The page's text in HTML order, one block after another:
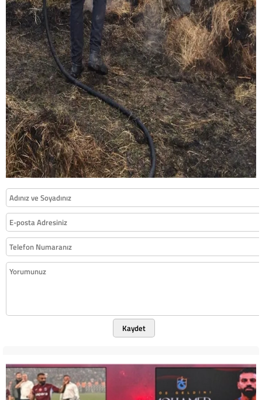
Kaydet